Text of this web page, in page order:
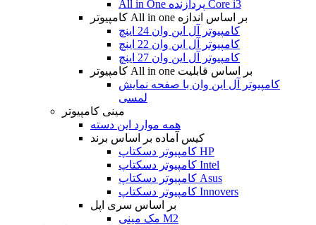
All in One پردازنده Core i3
کامپیوتر All in one بر اساس اندازه
کامپیوتر آل این وان 24 اینچ
کامپیوتر آل این وان 22 اینچ
کامپیوتر آل این وان 27 اینچ
کامپیوتر All in one بر اساس قابلیت
کامپیوتر آل این وان با صفحه نمایش
لمسی
مینی کامپیوتر
همه موارد این دسته
کیس آماده بر اساس برند
کامپیوتر دسکتاپ HP
کامپیوتر دسکتاپ Intel
کامپیوتر دسکتاپ Asus
کامپیوتر دسکتاپ Innovers
بر اساس سری اپل
مک مینی M2